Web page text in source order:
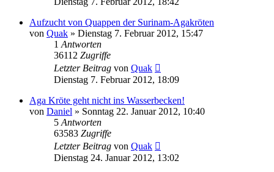
Aufzucht von Quappen der Surinam-Agakröten
von Quak » Dienstag 7. Februar 2012, 15:47
1 Antworten
36112 Zugriffe
Letzter Beitrag von Quak
Dienstag 7. Februar 2012, 18:09
Aga Kröte geht nicht ins Wasserbecken!
von Daniel » Sonntag 22. Januar 2012, 10:40
5 Antworten
63583 Zugriffe
Letzter Beitrag von Quak
Dienstag 24. Januar 2012, 13:02